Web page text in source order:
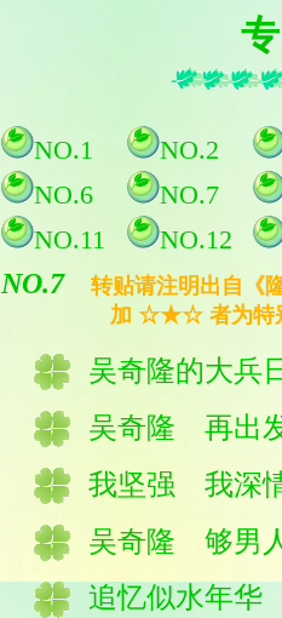
NO.1
NO.2
NO.6
NO.7
NO.11
NO.12
NO.7
转贴请注明出自《
加 ☆★☆ 者为特别
吴奇隆的大兵
吴奇隆 再出
我坚强 我深
吴奇隆 够男
追忆似水年华